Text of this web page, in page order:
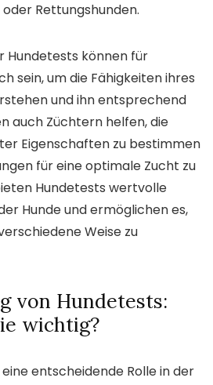
Rettungshunden.
Hundetests können für
sein, um die Fähigkeiten ihres
und ihn entsprechend
auch Züchtern helfen, die
Eigenschaften zu bestimmen
für eine optimale Zucht zu
Hundetests wertvolle
Hunde und ermöglichen es,
Weise zu
von Hundetests:
wichtig?
entscheidende Rolle in der